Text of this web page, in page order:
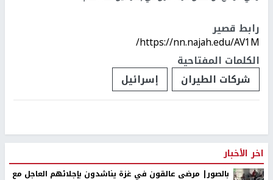
رابط قصير
https://nn.najah.edu/AV1M/
الكلمات المفتاحية
شركات الطيران
إسرائيل
اخر الأخبار
بالصور| مرضى عالقون في غزة يناشدون بإجلائهم العاجل مع